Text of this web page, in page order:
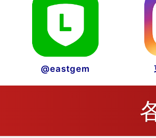
@eastgem